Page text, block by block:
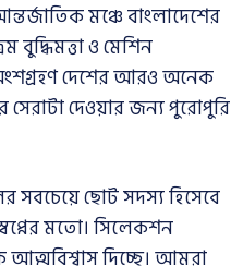
মঞ্চে বাংলাদেশের
বুদ্ধিমত্তা ও মেশিন
দেশের আরও অনেক
দেওয়ার জন্য পুরোপুরি
সবচেয়ে ছোট সদস্য হিসেবে
মতো। সিলেকশন
দিচ্ছে। আমরা